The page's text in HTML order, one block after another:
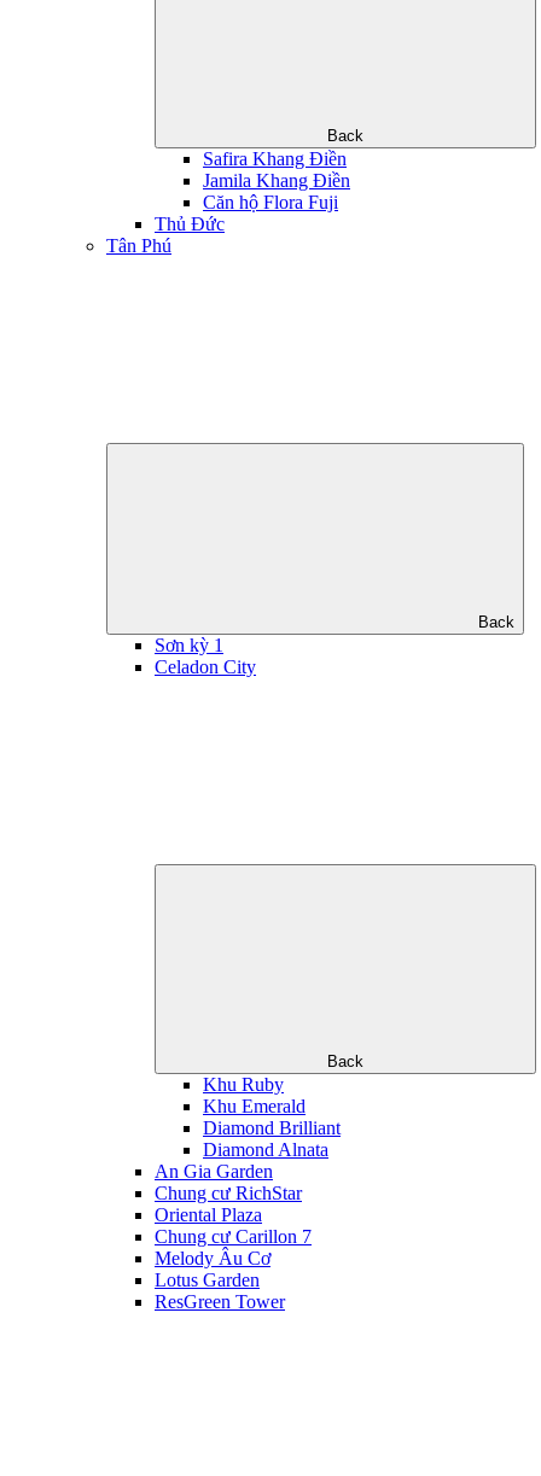
Back
Safira Khang Điền
Jamila Khang Điền
Căn hộ Flora Fuji
Thủ Đức
Tân Phú
Back
Sơn kỳ 1
Celadon City
Back
Khu Ruby
Khu Emerald
Diamond Brilliant
Diamond Alnata
An Gia Garden
Chung cư RichStar
Oriental Plaza
Chung cư Carillon 7
Melody Âu Cơ
Lotus Garden
ResGreen Tower